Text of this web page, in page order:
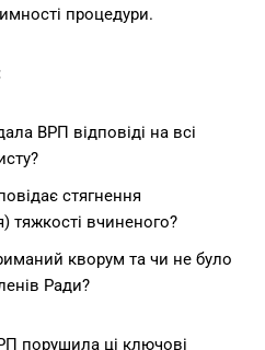
процедури.
ВРП відповіді на всі
стягнення
тяжкості вчиненого?
кворум та чи не було
Ради?
порушила ці ключові